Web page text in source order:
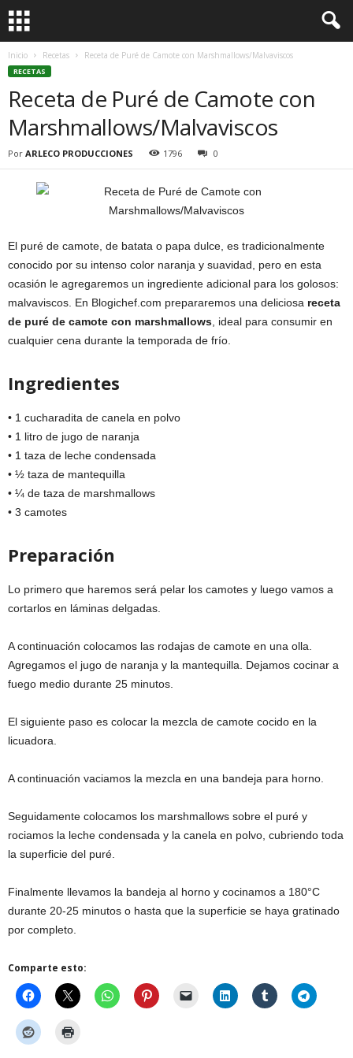
Inicio Recetas Receta de Puré de Camote con Marshmallows/Malvaviscos
RECETAS
Receta de Puré de Camote con
Marshmallows/Malvaviscos
Por ARLECO PRODUCCIONES 1796 0
El puré de camote, de batata o papa dulce, es tradicionalmente
conocido por su intenso color naranja y suavidad, pero en esta
ocasión le agregaremos un ingrediente adicional para los golosos:
malvaviscos. En Blogichef.com prepararemos una deliciosa receta
de puré de camote con marshmallows , ideal para consumir en
cualquier cena durante la temporada de frío.
Ingredientes
• 1 cucharadita de canela en polvo
• 1 litro de jugo de naranja
• 1 taza de leche condensada
• ½ taza de mantequilla
• ¼ de taza de marshmallows
• 3 camotes
Preparación
Lo primero que haremos será pelar los camotes y luego vamos a
cortarlos en láminas delgadas.
A continuación colocamos las rodajas de camote en una olla.
Agregamos el jugo de naranja y la mantequilla. Dejamos cocinar a
fuego medio durante 25 minutos.
El siguiente paso es colocar la mezcla de camote cocido en la
licuadora.
A continuación vaciamos la mezcla en una bandeja para horno.
Seguidamente colocamos los marshmallows sobre el puré y
rociamos la leche condensada y la canela en polvo, cubriendo toda
la superficie del puré.
Finalmente llevamos la bandeja al horno y cocinamos a 180°C
durante 20-25 minutos o hasta que la superficie se haya gratinado
por completo.
Comparte esto: